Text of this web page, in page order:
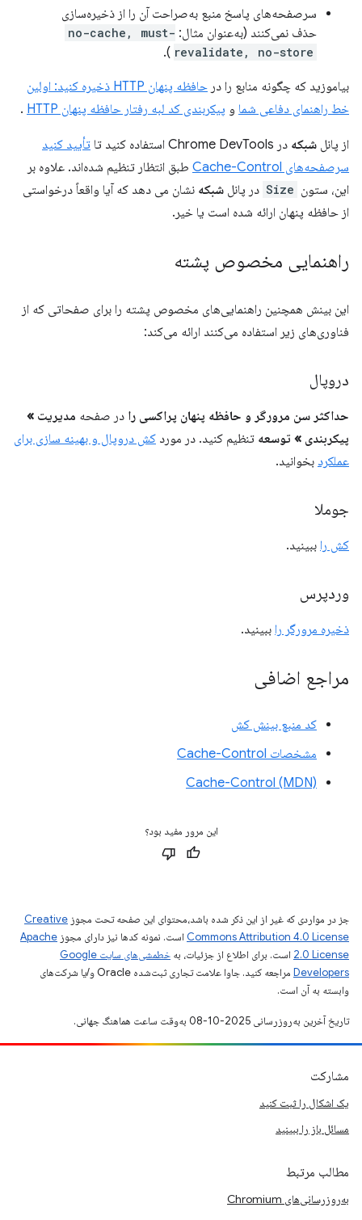
سرصفحه‌های پاسخ منبع به‌صراحت آن را از ذخیره‌سازی
حذف نمی‌کنند (به‌عنوان مثال: no-cache, must-
revalidate, no-store
).
بیاموزید که چگونه منابع را در
حافظه پنهان HTTP ذخیره کنید: اولین
خط راهنمای دفاعی شما و پیکربندی کد لبه رفتار حافظه پنهان HTTP .
از پانل شبکه در Chrome DevTools استفاده کنید تا
تأیید کنید
سرصفحه‌های Cache-Control
طبق انتظار تنظیم شده‌اند. علاوه بر
این، ستون Size در پانل شبکه نشان می دهد که آیا واقعاً درخواستی
از حافظه پنهان ارائه شده است یا خیر.
راهنمایی مخصوص پشته
این بینش همچنین راهنمایی‌های مخصوص پشته را برای صفحاتی که از
فناوری‌های زیر استفاده می‌کنند ارائه می‌کند:
دروپال
حداکثر سن مرورگر و حافظه پنهان پراکسی را در صفحه مدیریت »
پیکربندی » توسعه تنظیم کنید. در مورد کش دروپال و بهینه سازی برای
عملکرد بخوانید.
جوملا
کش را ببینید.
وردپرس
ذخیره مرورگر را ببینید.
مراجع اضافی
کد منبع بینش کش
مشخصات Cache-Control
Cache-Control (MDN)
این مرور مفید بود؟
جز در مواردی که غیر از این ذکر شده باشد،‌محتوای این صفحه تحت مجوز Creative
Commons Attribution 4.0 License است. نمونه کدها نیز دارای مجوز Apache
2.0 License است. برای اطلاع از جزئیات، به
خطمشی‌های سایت Google
Developers‏
مراجعه کنید. جاوا علامت تجاری ثبت‌شده Oracle و/یا شرکت‌های
وابسته به آن است.
تاریخ آخرین به‌روزرسانی 2025-10-08 به‌وقت ساعت هماهنگ جهانی.
مشارکت
یک اشکال را ثبت کنید
مسائل باز را ببینید
مطالب مرتبط
به‌روزرسانی‌های Chromium